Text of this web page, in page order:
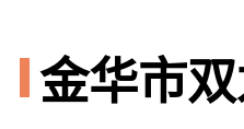
金华市